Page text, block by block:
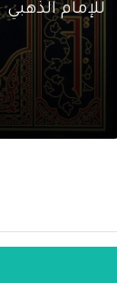
للإمام الذهبي